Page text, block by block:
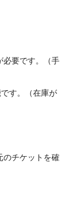
必要です。（手
す。（在庫が
のチケットを確